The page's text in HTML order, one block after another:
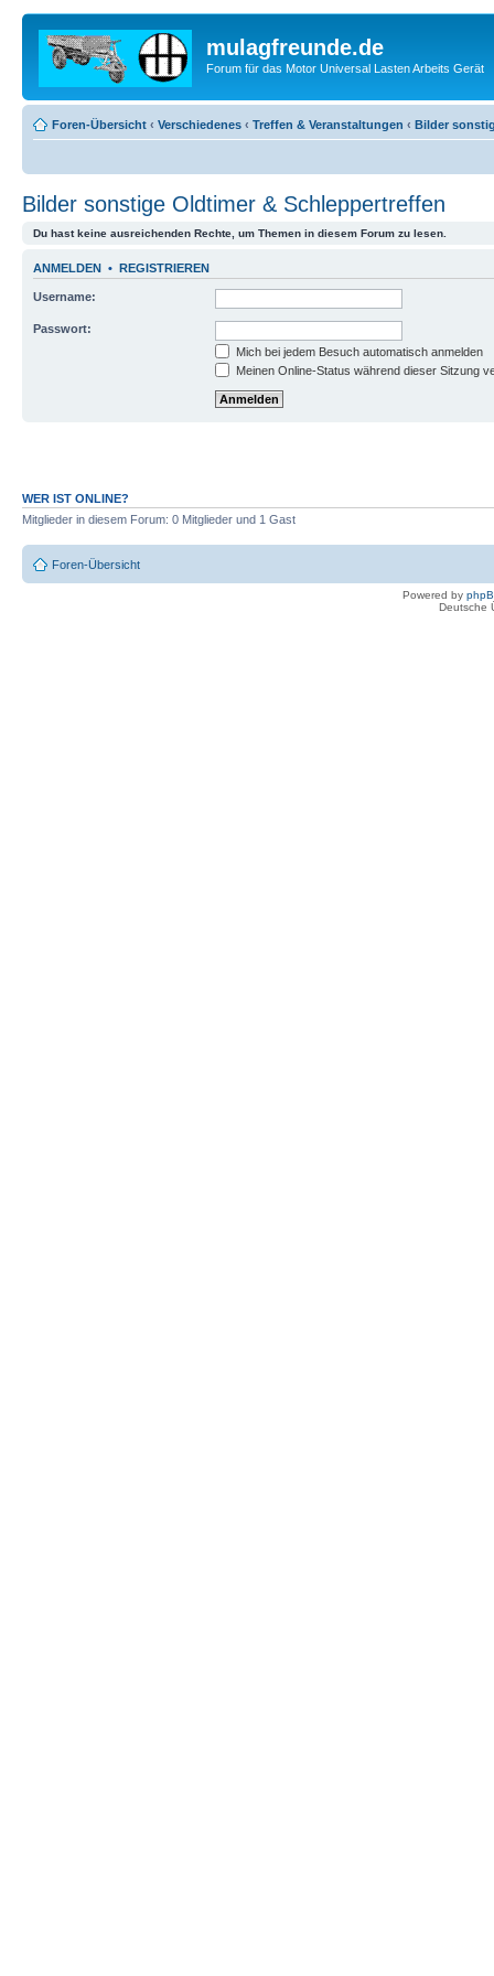
mulagfreunde.de
Forum für das Motor Universal Lasten Arbeits Gerät
Foren-Übersicht ‹ Verschiedenes ‹ Treffen & Veranstaltungen ‹ Bilder
Bilder sonstige Oldtimer & Schleppertreffen
Du hast keine ausreichenden Rechte, um Themen in diesem Forum zu lesen.
ANMELDEN • REGISTRIEREN
Username:
Passwort:
Mich bei jedem Besuch automatisch anmelden
Meinen Online-Status während dieser Sitzung
WER IST ONLINE?
Mitglieder in diesem Forum: 0 Mitglieder und 1 Gast
Foren-Übersicht
Powered by
Deutsche